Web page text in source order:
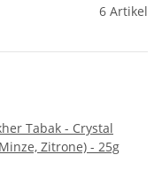
6 Artikel